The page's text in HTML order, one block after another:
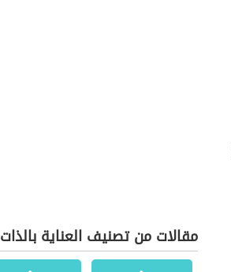
مقالات من تصنيف العناية بالذات